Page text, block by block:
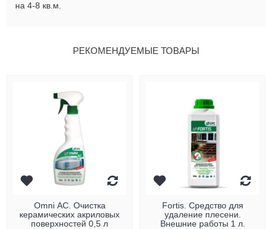
на 4-8 кв.м.
РЕКОМЕНДУЕМЫЕ ТОВАРЫ
Omni АС. Очистка
керамических акриловых
поверхностей 0,5 л
Fortis. Средство для
удаление плесени.
Внешние работы 1 л.